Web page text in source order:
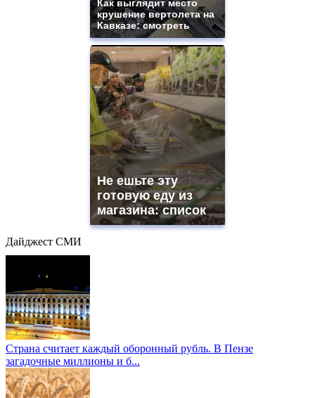
Как выглядит место
крушение вертолета на
Кавказе: смотреть
Не ешьте эту
готовую еду из
магазина: список
Дайджест СМИ
Страна считает каждый оборонный рубль. В Пензе
загадочные миллионы и б...